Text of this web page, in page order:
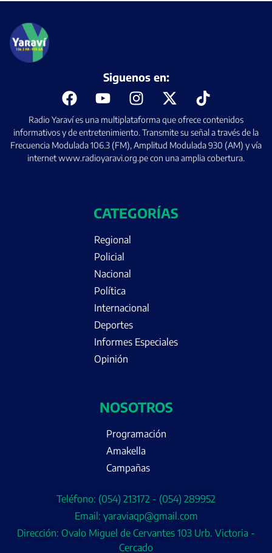
Radio Yaraví es una multiplataforma que ofrece contenidos
informativos y de entretenimiento. Transmite su señal a través de la
Frecuencia Modulada 106.3 (FM), Amplitud Modulada 930 (AM) y vía
internet www.radioyaravi.org.pe con una amplia cobertura.
Siguenos en:
CATEGORÍAS
Regional
Policial
Nacional
Política
Internacional
Deportes
Informes Especiales
Opinión
NOSOTROS
Programación
Amakella
Campañas
Teléfono: (054) 213172 - (054) 289952
Email: yaraviaqp@gmail.com
Dirección: Ovalo Miguel de Cervantes 103 Urb. Victoria -
Cercado